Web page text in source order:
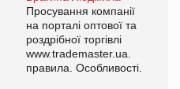
Просування компанії
на порталі оптової та
роздрібної торгівлі
www.trademaster.ua.
правила. Особливості.